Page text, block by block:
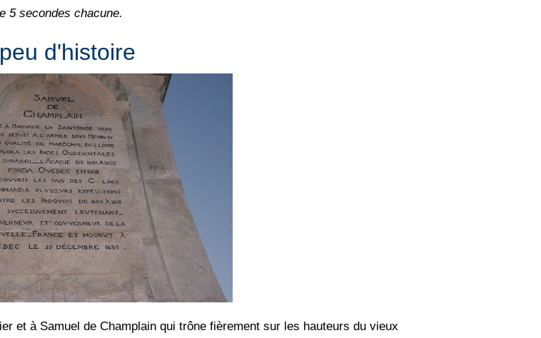
5 secondes chacune.
d'histoire
et à Samuel de Champlain qui trône fièrement sur les hauteurs du vieux